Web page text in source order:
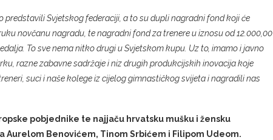
predstavili Svjetskog federaciji, a to su dupli nagradni fond koji će
novčanu nagradu, te nagradni fond za trenere u iznosu od 12.000,00
To sve nema nitko drugi u Svjetskom kupu. Uz to, imamo i javno
razne zabavne sadržaje i niz drugih produkcijskih inovacija koje
suci i naše kolege iz cijelog gimnastičkog svijeta i nagradili nas
pobjednike te najjaču hrvatsku mušku i žensku
Benovićem, Tinom Srbićem i Filipom Udeom.